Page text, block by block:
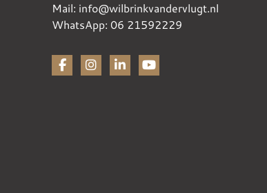
Mail: info@wilbrinkvandervlugt.nl
WhatsApp: 06 21592229